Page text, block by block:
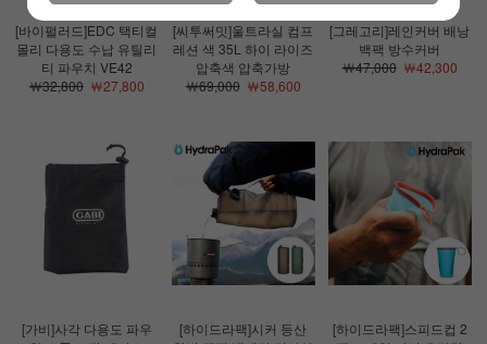
[바이펄러드]EDC 택티컬
몰리 다용도 수납 유틸리
티 파우치 VE42
￦32,800￦27,800
[씨투써밋]울트라실 컴프
레션 색 35L 하이 라이즈
압축색 압축가방
￦69,000￦58,600
[그레고리]레인커버 배낭
백팩 방수커버
￦47,000￦42,300
[가비]사각 다용도 파우
[하이드라팩]시커 등산
[하이드라팩]스피드컵 2